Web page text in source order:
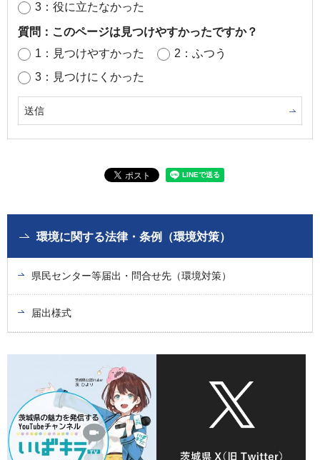
3：役に立たなかった
質問：このページは見つけやすかったですか？
1：見つけやすかった
2：ふつう
3：見つけにくかった
環境に関する法律・条例（環境対策）
県民センター等届出・問合せ先（環境対策）
届出様式